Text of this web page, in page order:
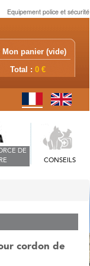
Equipement police et sécurité
Mon panier (vide)
Total : 0 €
DE
CONSEILS
cordon de